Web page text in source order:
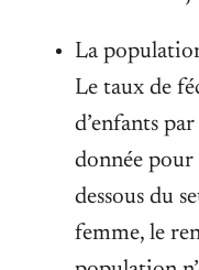
La
Le taux de
d’enfants
donnée pour
dessous du
femme, le